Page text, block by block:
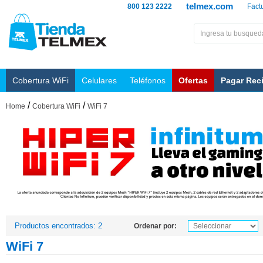
telmex.com
800 123 2222
Cobertura WiFi Celulares Teléfonos Ofertas Pagar
Home / Cobertura WiFi / WiFi 7
Productos encontrados: 2 Ordenar por:
WiFi 7